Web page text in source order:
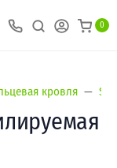
0
кровля